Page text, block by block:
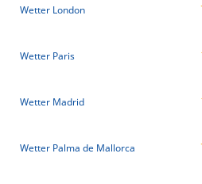
Wetter London
Wetter Paris
Wetter Madrid
Wetter Palma de Mallorca